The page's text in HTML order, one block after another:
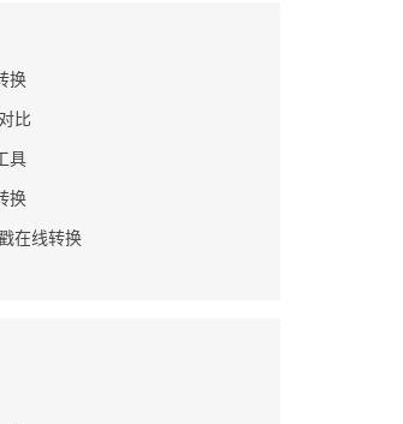
换
比
具
换
在线转换